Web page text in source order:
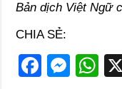
Bản dịch Việt Ngữ
CHIA SẺ:
F
M
W